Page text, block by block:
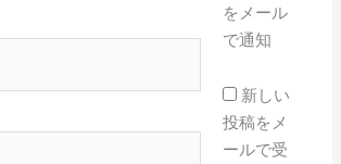
をメール
で通知
新しい
投稿をメ
ールで受